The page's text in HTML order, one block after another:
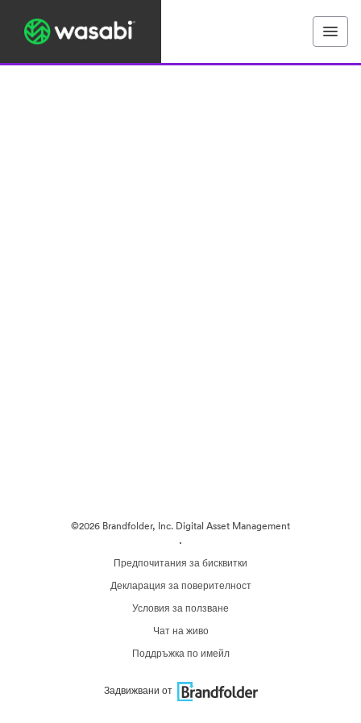
©2026 Brandfolder, Inc. Digital Asset Management
·
Предпочитания за бисквитки
Декларация за поверителност
Условия за ползване
Чат на живо
Поддръжка по имейл
Задвижвани от